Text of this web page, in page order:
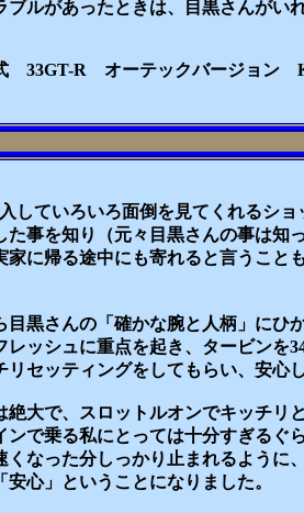
ブルがあったときは、目黒さんがい
33GT-R オーテックバージョン
していろいろ面倒を見てくれるシ
た事を知り（元々目黒さんの事は知
家に帰る途中にも寄れると言うこと
目黒さんの「確かな腕と人柄」にひ
レッシュに重点を起き、タービンを
リセッティングをしてもらい、安心
絶大で、スロットルオンでキッチリ
ンで乗る私にとっては十分すぎるぐ
くなった分しっかり止まれるように
安心」ということになりました。